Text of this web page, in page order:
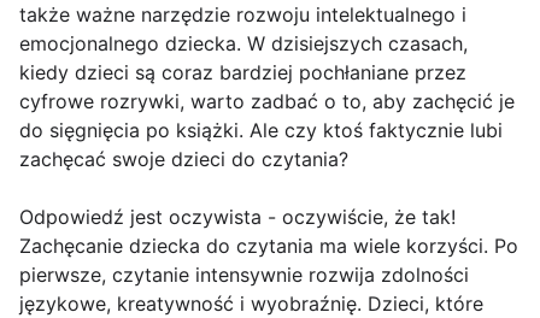
także ważne narzędzie rozwoju intelektualnego i
emocjonalnego dziecka. W dzisiejszych czasach,
kiedy dzieci są coraz bardziej pochłaniane przez
cyfrowe rozrywki, warto zadbać o to, aby zachęcić je
do sięgnięcia po książki. Ale czy ktoś faktycznie lubi
zachęcać swoje dzieci do czytania?
Odpowiedź jest oczywista - oczywiście, że tak!
Zachęcanie dziecka do czytania ma wiele korzyści. Po
pierwsze, czytanie intensywnie rozwija zdolności
językowe, kreatywność i wyobraźnię. Dzieci, które